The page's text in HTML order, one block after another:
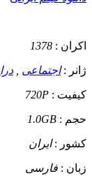
اکران : 1378
ژانر :اجتماعی
کیفیت : 720P
حجم : 1.0GB
کشور :ایران
زبان : فارسی